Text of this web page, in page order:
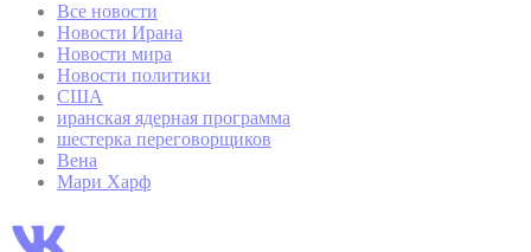
Все новости
Новости Ирана
Новости мира
Новости политики
США
иранская ядерная программа
шестерка переговорщиков
Вена
Мари Харф